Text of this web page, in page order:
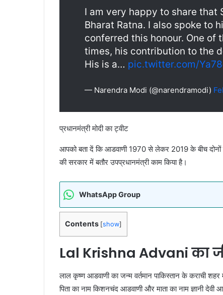
I am very happy to share that
Bharat Ratna. I also spoke to
conferred this honour. One of
times, his contribution to the
His is a… pic.twitter.com/
— Narendra Modi (@narendramodi)
प्रधानमंत्री मोदी का ट्वीट
आपको बता दें कि आडवाणी 1970 से लेकर 2019 के बीच दोनों
की सरकार में बतौर उपप्रधानमंत्री काम किया है।
WhatsApp Group
Contents [show]
Lal Krishna Advani का
लाल कृष्ण आडवाणी का जन्म वर्तमान पाकिस्तान के कराची
पिता का नाम किशनचंद आडवाणी और माता का नाम ज्ञानी देवी